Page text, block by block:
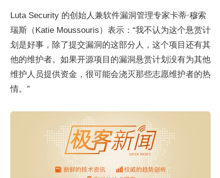
Luta Security 的创始人兼软件漏洞管理专家卡蒂·穆索
瑞斯（Katie Moussouris）表示：“我不认为这个悬赏计
划是好事，除了提交漏洞的这部分人，这个项目还有其
他的维护者。如果开源项目的漏洞悬赏计划没有为其他
维护人员提供资金，很可能会浇灭那些志愿维护者的热
情。”